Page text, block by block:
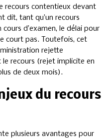
recours contentieux devant
dit, tant qu’un recours
d’examen, le délai pour
court pas. Toutefois, cet
rejette
recours (rejet implicite en
de deux mois).
du recours
plusieurs avantages pour